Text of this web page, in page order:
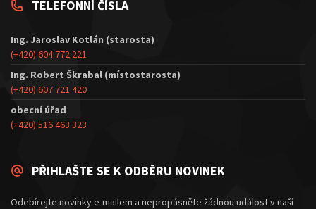
TELEFONNÍ ČÍSLA
Ing. Jaroslav Kotlán (starosta)
(+420) 604 772 221
Ing. Robert Škrabal (místostarosta)
(+420) 607 721 420
obecní úřad
(+420) 516 463 323
PŘIHLAŠTE SE K ODBĚRU NOVINEK
Odebírejte novinky e-mailem a nepropásněte žádnou událost v naší